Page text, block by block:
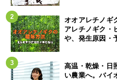
オオアレチノギ
アレチノギク・
や、発生原因・
高温・乾燥・日
い農業へ。バイ